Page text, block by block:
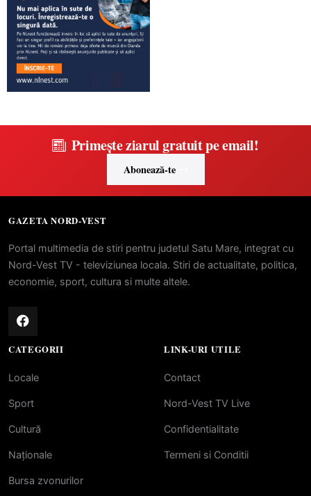
Primește ziarul gratuit pe email!
Abonează-te
GAZETA NORD-VEST
Portal multimedia de stiri pentru judetul Satu Mare, integrat cu
Nord-Vest TV - televiziunea locala. Stiri de actualitate, politica,
economie, sport, cultura si multe altele.
CATEGORII
Locale
Sport
Cultură
Naționale
Bursa zvonurilor
LINK-URI UTILE
Contact
Nord-Vest TV Live
Confidentialitate
Termeni si Conditii